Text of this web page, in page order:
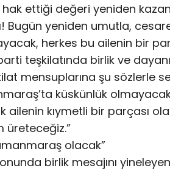
ettiği değeri yeniden
Bugün yeniden umutla,
herkes bu ailenin bir
teşkilatında birlik ve
mensuplarına şu sözlerle
küskünlük
ailenin kıymetli bir parçası
üreteceğiz.”
olacak”
birlik mesajını